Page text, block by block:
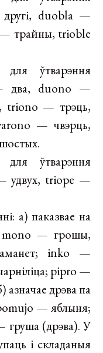
другі, duobla —
трайны, trioble
ўтварэння
— два, duono —
triono — трэць,
— чвэрць,
ўтварэння
— удвух, triope —
а) паказвае на
mono — грошы,
inko —
pipro —
дрэва па
— яблыня;
(дрэва). У
і складаныя